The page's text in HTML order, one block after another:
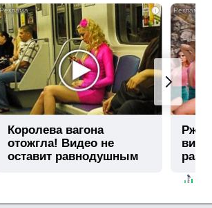
i
Королева вагона
отожгла! Видео не
оставит равнодушным
Ржу
раз